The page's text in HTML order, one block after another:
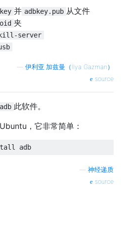
并 adbkey.pub 从文件
夹
server
伊利亚·加兹曼（Ilya Gazman）
source
adb 此软件。
，它非常简单：
神经递质
source